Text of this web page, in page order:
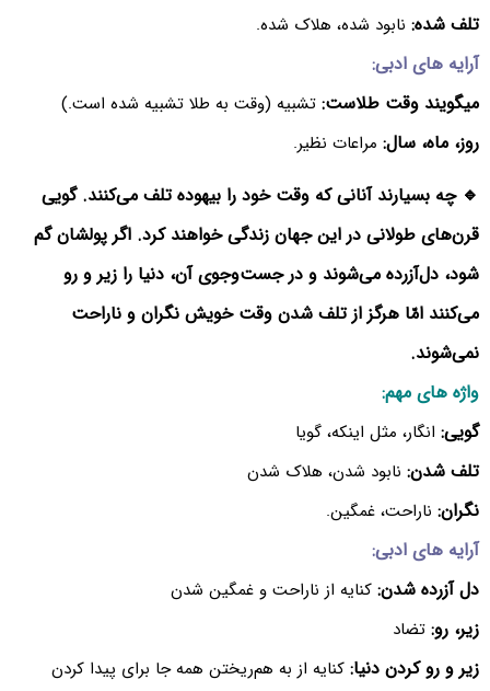
تلف شده: نابود شده، هلاک شده.
آرایه های ادبی:
میگویند وقت طلاست: تشبیه (وقت به طلا تشبیه شده است.)
روز، ماه، سال: مراعات نظیر.
🔹 چه بسیارند آنانی که وقت خود را بیهوده تلف می‌کنند. گویی
قرن‌های طولانی در این جهان زندگی خواهند کرد. اگر پولشان گم
شود، دل‌آزرده می‌شوند و در جست‌وجوی آن، دنیا را زیر و رو
می‌کنند امّا هرگز از تلف شدن وقت خویش نگران و ناراحت
نمی‌شوند.
واژه های مهم:
گویی: انگار، مثل اینکه، گویا
تلف شدن: نابود شدن، هلاک شدن
نگران: ناراحت، غمگین.
آرایه های ادبی:
دل آزرده شدن: کنایه از ناراحت و غمگین شدن
زیر، رو: تضاد
زیر و رو کردن دنیا: کنایه از به هم‌ریختن همه جا برای پیدا کردن